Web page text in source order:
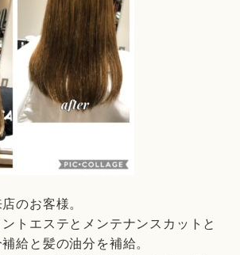
のお客様。
トエステとメンテナンスカットと
給と髪の油分を補給。